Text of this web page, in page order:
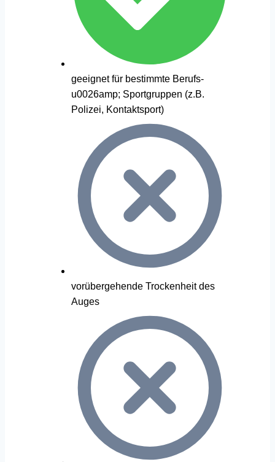
geeignet für bestimmte Berufs-
u0026amp; Sportgruppen (z.B.
Polizei, Kontaktsport)
vorübergehende Trockenheit des
Auges